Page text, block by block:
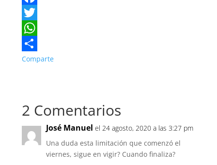
F
a
c
e
o
T
w
i
e
W
h
s
Comparte
2 Comentarios
José Manuel el 24 agosto, 2020 a las 3:27 pm
Una duda esta limitación que comenzó el
viernes, sigue en vigir? Cuando finaliza?